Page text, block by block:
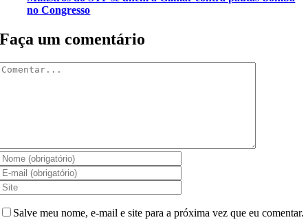
no Congresso
Faça um comentário
Salve meu nome, e-mail e site para a próxima vez que eu comentar.